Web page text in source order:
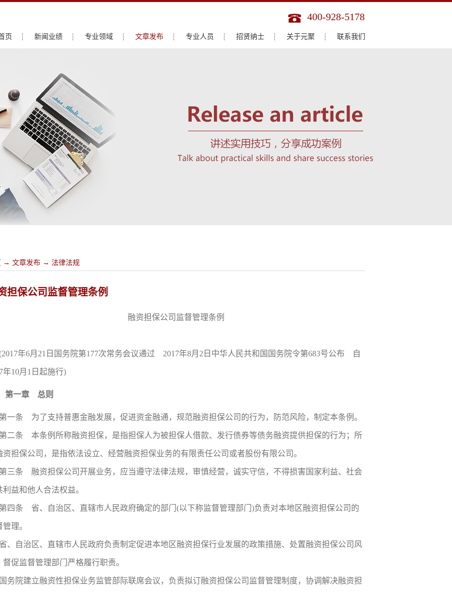
400-928-5178
页 新闻业绩 专业领域 文章发布 专业人员 招贤纳士 关于元聚 联系我们
→ 文章发布 → 法律法规
担保公司监督管理条例
融资担保公司监督管理条例
年6月21日国务院第177次常务会议通过 2017年8月2日中华人民共和国国务院令第683号公布 自
年10月1日起施行)
第一章 总则
第一条 为了支持普惠金融发展，促进资金融通，规范融资担保公司的行为，防范风险，制定本条例。
第二条 本条例所称融资担保，是指担保人为被担保人借款、发行债券等债务融资提供担保的行为；所
资担保公司，是指依法设立、经营融资担保业务的有限责任公司或者股份有限公司。
第三条 融资担保公司开展业务，应当遵守法律法规，审慎经营，诚实守信，不得损害国家利益、社会
利益和他人合法权益。
第四条 省、自治区、直辖市人民政府确定的部门(以下称监督管理部门)负责对本地区融资担保公司的
管理。
省、自治区、直辖市人民政府负责制定促进本地区融资担保行业发展的政策措施、处置融资担保公司风
督促监督管理部门严格履行职责。
国务院建立融资性担保业务监管部际联席会议，负责拟订融资担保公司监督管理制度，协调解决融资担